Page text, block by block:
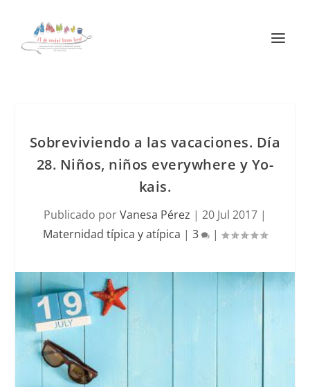
Sobreviviendo a las vacaciones. Día
28. Niños, niños everywhere y Yo-
kais.
Publicado porVanesa Pérez | 20 Jul 2017 |
Maternidad típica y atípica | 3 |